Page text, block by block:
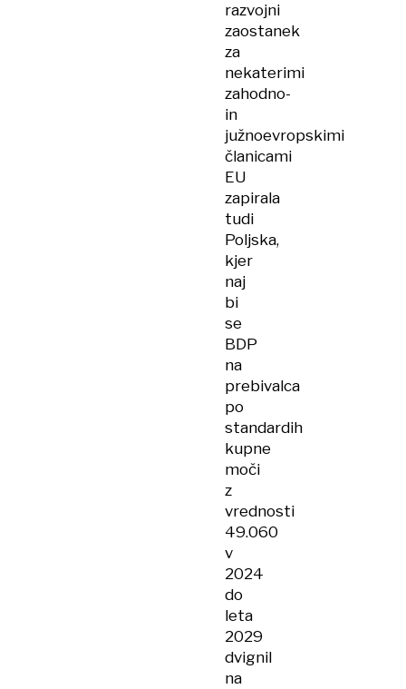
razvojni
zaostanek
za
nekaterimi
zahodno-
in
južnoevropskimi
članicami
EU
zapirala
tudi
Poljska,
kjer
naj
bi
se
BDP
na
prebivalca
po
standardih
kupne
moči
z
vrednosti
49.060
v
2024
do
leta
2029
dvignil
na